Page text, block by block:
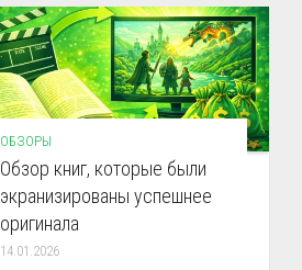
ОБЗОРЫ
Обзор книг, которые были
экранизированы успешнее
оригинала
14.01.2026